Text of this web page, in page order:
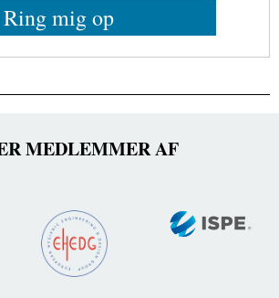
Ring mig op
MEDLEMMER AF